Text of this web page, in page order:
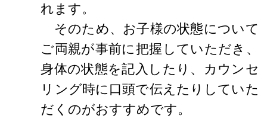
れます。
そのため、お子様の状態について
ご両親が事前に把握していただき、
身体の状態を記入したり、カウンセ
リング時に口頭で伝えたりしていた
だくのがおすすめです。